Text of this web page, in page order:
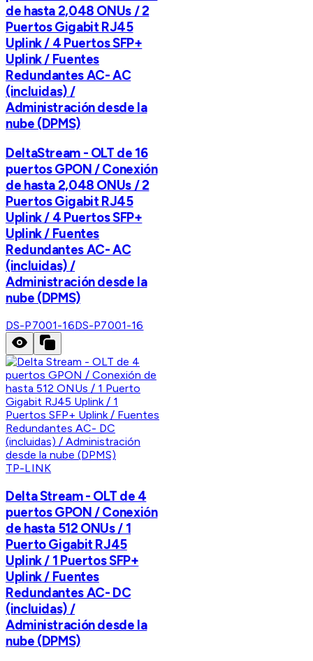
de hasta 2,048 ONUs / 2
Puertos Gigabit RJ45
Uplink / 4 Puertos SFP+
Uplink / Fuentes
Redundantes AC- AC
(incluidas) /
Administración desde la
nube (DPMS)
DeltaStream - OLT de 16
puertos GPON / Conexión
de hasta 2,048 ONUs / 2
Puertos Gigabit RJ45
Uplink / 4 Puertos SFP+
Uplink / Fuentes
Redundantes AC- AC
(incluidas) /
Administración desde la
nube (DPMS)
DS-P7001-16DS-P7001-16
TP-LINK
Delta Stream - OLT de 4
puertos GPON / Conexión
de hasta 512 ONUs / 1
Puerto Gigabit RJ45
Uplink / 1 Puertos SFP+
Uplink / Fuentes
Redundantes AC- DC
(incluidas) /
Administración desde la
nube (DPMS)